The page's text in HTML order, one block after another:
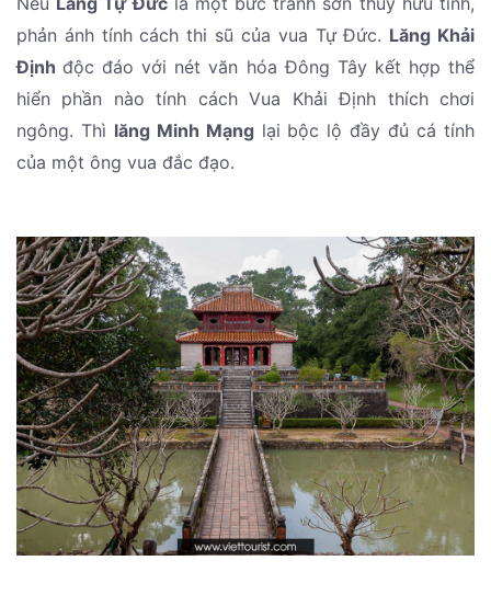
phản ánh tính cách thi sũ của vua Tự Đức. Lăng Khải
Địnhđộc đáo với nét văn hóa Đông Tây kết hợp thể
hiển phần nào tính cách Vua Khải Định thích chơi
ngông. Thì lăng Minh Mạnglại bộc lộ đầy đủ cá tính
của một ông vua đắc đạo.